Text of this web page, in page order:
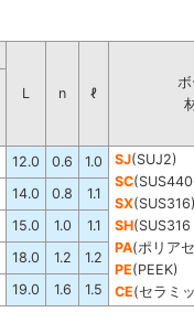
L n ℓ
12.0 0.6 1.0 SJ(SUJ2)
SC
SX
SH
PA(ポリア
PE(PEEK)
CE(セラミ
14.0 0.8
1.1
15.0 1.0
1.1
18.0 1.2
1.2
19.0 1.6 1.5